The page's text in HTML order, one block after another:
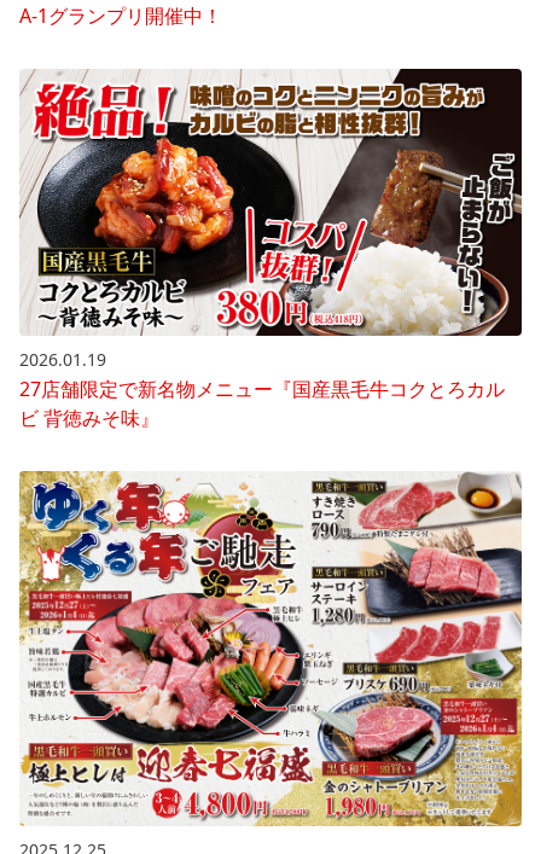
A-1グランプリ開催中！
2026.01.19
27店舗限定で新名物メニュー『国産黒毛牛コクとろカル
ビ 背徳みそ味』